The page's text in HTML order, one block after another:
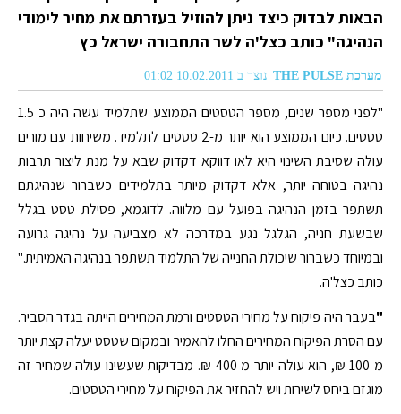
הבאות לבדוק כיצד ניתן להוזיל בעזרתם את מחיר לימודי
הנהיגה" כותב כצל'ה לשר התחבורה ישראל כץ
מערכת THE PULSE נוצר ב 10.02.2011 01:02
"לפני מספר שנים, מספר הטסטים הממוצע שתלמיד עשה היה כ 1.5
טסטים. כיום הממוצע הוא יותר מ-2 טסטים לתלמיד. משיחות עם מורים
עולה שסיבת השינוי היא לאו דווקא דקדוק שבא על מנת ליצור תרבות
נהיגה בטוחה יותר, אלא דקדוק מיותר בתלמידים כשברור שנהיגתם
תשתפר בזמן הנהיגה בפועל עם מלווה. לדוגמא, פסילת טסט בגלל
שבשעת חניה, הגלגל נגע במדרכה לא מצביעה על נהיגה גרועה
ובמיוחד כשברור שיכולת החנייה של התלמיד תשתפר בנהיגה האמיתית."
כותב כצל'ה.
"בעבר היה פיקוח על מחירי הטסטים ורמת המחירים הייתה בגדר הסביר.
עם הסרת הפיקוח המחירים החלו להאמיר ובמקום שטסט יעלה קצת יותר
מ 100 ₪, הוא עולה יותר מ 400 ₪. מבדיקות שעשינו עולה שמחיר זה
מוגזם ביחס לשירות ויש להחזיר את הפיקוח על מחירי הטסטים.